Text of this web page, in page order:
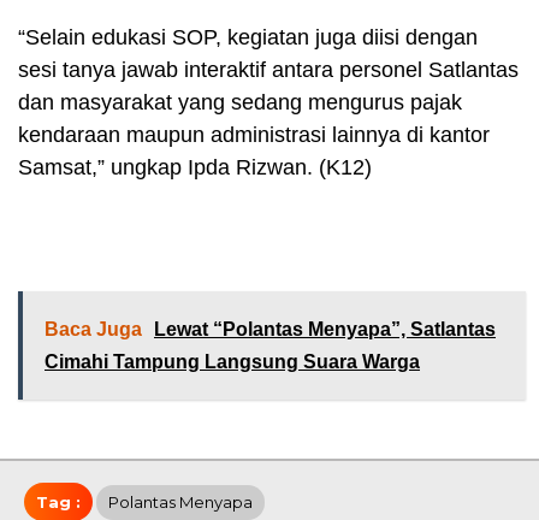
“Selain edukasi SOP, kegiatan juga diisi dengan
sesi tanya jawab interaktif antara personel Satlantas
dan masyarakat yang sedang mengurus pajak
kendaraan maupun administrasi lainnya di kantor
Samsat,” ungkap Ipda Rizwan. (K12)
Baca Juga
Lewat “Polantas Menyapa”, Satlantas
Cimahi Tampung Langsung Suara Warga
Tag : Polantas Menyapa